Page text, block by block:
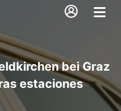
bei Graz
estaciones